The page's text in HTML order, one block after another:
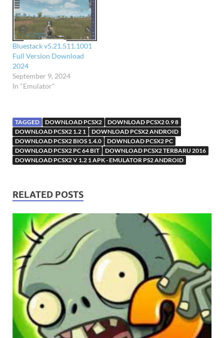
Bluestack v5.21.511.1001
Full Version Download
2024
September 9, 2024
In "Emulator"
TAGGED DOWNLOAD PCSX2
DOWNLOAD PCSX2 0.9 8
DOWNLOAD PCSX2 1.2 1
DOWNLOAD PCSX2 ANDROID
DOWNLOAD PCSX2 BIOS 1.4.0
DOWNLOAD PCSX2 PC
DOWNLOAD PCSX2 PC 64 BIT
DOWNLOAD PCSX2 TERBARU 2016
DOWNLOAD PCSX2 V 1.2 1 APK - EMULATOR PS2 ANDROID
RELATED POSTS